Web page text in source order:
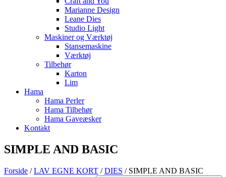
Marianne Design
Leane Dies
Studio Light
Maskiner og Værktøj
Stansemaskine
Værktøj
Tilbehør
Karton
Lim
Hama
Hama Perler
Hama Tilbehør
Hama Gaveæsker
Kontakt
SIMPLE AND BASIC
Forside /LAV EGNE KORT /DIES / SIMPLE AND BASIC